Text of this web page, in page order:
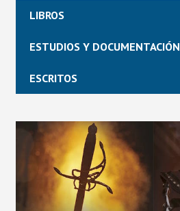
LIBROS
ESTUDIOS Y DOCUMENTACIÓN
ESCRITOS